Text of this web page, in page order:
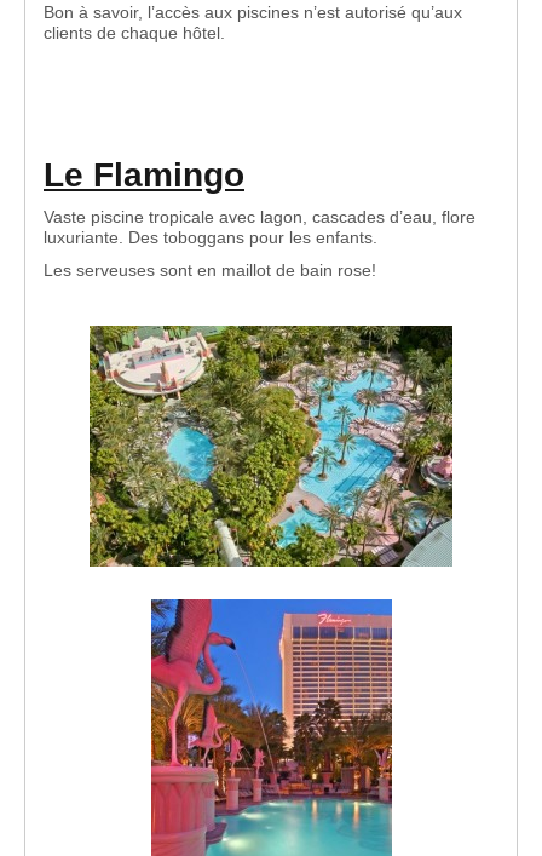
Bon à savoir, l’accès aux piscines n’est autorisé qu’aux
clients de chaque hôtel.
Le Flamingo
Vaste piscine tropicale avec lagon, cascades d’eau, flore
luxuriante. Des toboggans pour les enfants.
Les serveuses sont en maillot de bain rose!